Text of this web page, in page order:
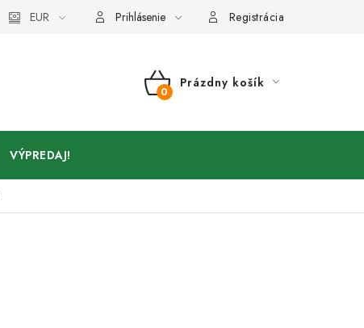
KontaktyEUR Prihlásenie Registrácia
NÁKUPNÝ
Prázdny košík
VÝPREDAJ!